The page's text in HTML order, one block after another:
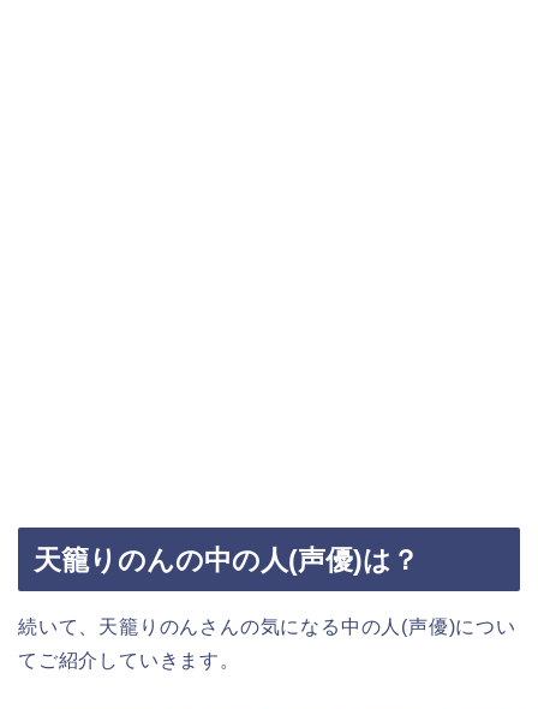
天籠りのんの中の人(声優)は？
続いて、天籠りのんさんの気になる中の人(声優)につい
てご紹介していきます。